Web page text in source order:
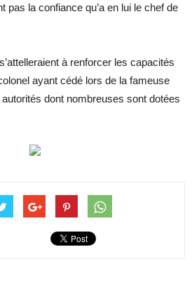
pas la confiance qu’a en lui le chef de
à renforcer les capacités
ayant cédé lors de la fameuse
dont nombreuses sont dotées